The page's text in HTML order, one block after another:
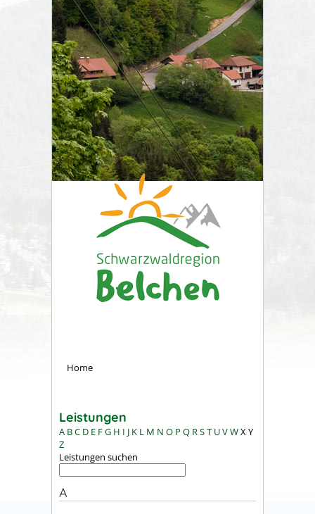
Home
Leistungen
A BC D E FG H I J K L M N O P Q RST UVWXY
Z
Leistungen suchen
A